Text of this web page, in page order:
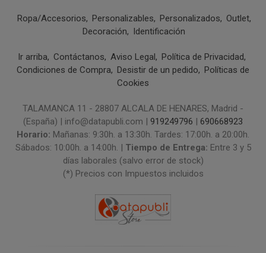
Ropa/Accesorios Personalizables Personalizados
Outlet
Decoración
Identificación
Ir arriba Contáctanos Aviso Legal
Política de Privacidad
Condiciones de Compra
Desistir de un pedido
Políticas de
Cookies
TALAMANCA 11 - 28807 ALCALA DE HENARES, Madrid -
(España) | info@datapubli.com | 919249796
690668923
Horario: Mañanas: 9:30h. a 13:30h. Tardes: 17:00h. a 20:00h.
Sábados: 10:00h. a 14:00h. | Tiempo de Entrega: Entre 3 y 5
días laborales (salvo error de stock)
(*) Precios con Impuestos incluidos